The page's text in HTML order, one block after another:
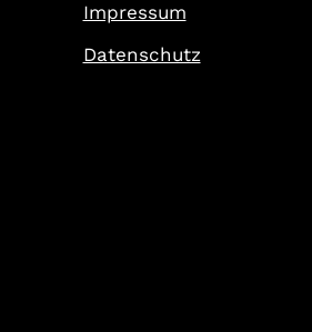
Impressum
Datenschutz